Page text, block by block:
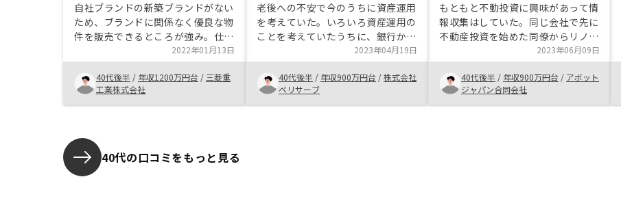
自社ブランドの新築ブランドがない
ため、ブランドに関係なく優良な物
件を販売できるところが強み。仕入
れの力も強く、優良物件の販売価格
がリーズナブルで、納得性が高い。
都内の優良物件が多い。また、管理
メニューがリーズナブル。
2022年01月13日
40代後半 / 年収1200万円台 / 三菱重
工業株式会社
老後への不安で今のうちに資産運用
を考えていた。いろいろ資産運用の
ことを考えていたうちに、銀行から
お金を借りて投資できるのは不動産
投資だけだと分かっていた。一度
GAさんの面談を受けさせていただ
きました。担当者がすごく信頼でき
る方と思い、GAさんのサービスを
2023年04月19日
40代後半 / 年収900万円台 /株式会社
ベリサーブ
もともと不動投資に興味があって情
報収集はしていた。同じ会社で先に
不動産投資を始めた同僚からリノシ
ーを紹介して頂いて不動産投資につ
いて説明を受けて、物件の購入から
管理を含めてトータルで管理してく
れるリノシーでの購入を決定した。
若い社員の言葉使い。
2023年06月09日
40代後半 / 年収900万円台 / アボット
ジャパン合同会社
40代の口コミをもっと見る